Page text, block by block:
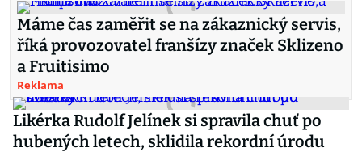
Máme čas zaměřit se na zákaznický servis,
říká provozovatel franšízy značek Sklizeno
a Fruitisimo
Reklama
Likérka Rudolf Jelínek si spravila chuť po
hubených letech, sklidila rekordní úrodu